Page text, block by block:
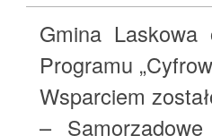
Gmina Laskowa
Programu
Wsparciem
–